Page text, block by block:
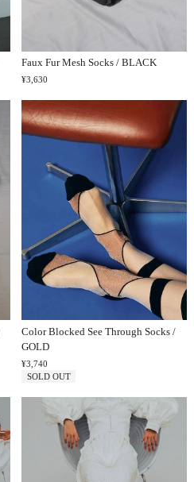
Faux Fur Mesh Socks / BLACK
¥3,630
Color Blocked See Through Socks /
GOLD
¥3,740
SOLD OUT